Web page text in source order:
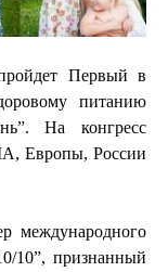
Первый в
питанию
На конгресс
Европы, России
международного
10”, признанный